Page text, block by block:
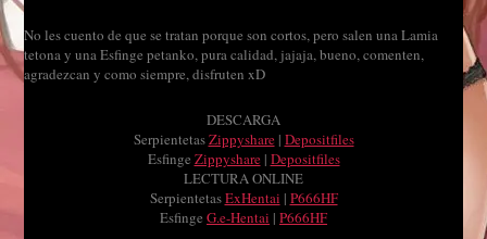
No les cuento de que se tratan porque son cortos, pero salen una Lamia
tetona y una Esfinge petanko, pura calidad, jajaja, bueno, comenten,
agradezcan y como siempre, disfruten xD
DESCARGA
SerpientetasZippyshare| Depositfiles
Esfinge Zippyshare| Depositfiles
LECTURA ONLINE
SerpientetasExHentai | P666HF
Esfinge G.e-Hentai | P666HF